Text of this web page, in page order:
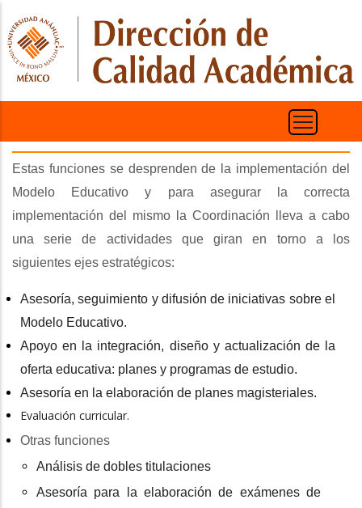
contenido
principal
Estas funciones se desprenden de la implementación del
Modelo Educativo y para asegurar la correcta
implementación del mismo la Coordinación lleva a cabo
una serie de actividades que giran en torno a los
siguientes ejes estratégicos:
Asesoría, seguimiento y difusión de iniciativas sobre el
Modelo Educativo.
Apoyo en la integración, diseño y actualización de la
oferta educativa: planes y programas de estudio.
Asesoría en la elaboración de planes magisteriales.
Evaluación curricular.
Otras funciones
Análisis de dobles titulaciones
Asesoría para la elaboración de exámenes de